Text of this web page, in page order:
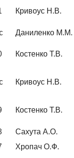
Кривоус Н.В.
Даниленко М.М.
Костенко Т.В.
Кривоус Н.В.
Костенко Т.В.
Сахута А.О.
Хропач О.Ф.